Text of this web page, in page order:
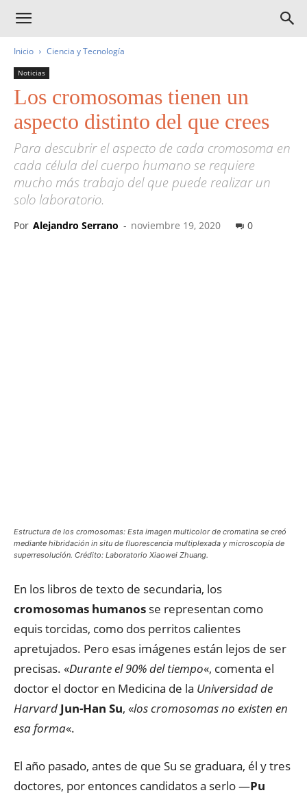
Inicio Ciencia y Tecnología
Noticias
Los cromosomas tienen un
aspecto distinto del que crees
Para descubrir el aspecto de cada cromosoma en
cada célula del cuerpo humano se requiere
mucho más trabajo del que puede realizar un
solo laboratorio.
Por Alejandro Serrano - noviembre 19, 2020 0
Estructura de los cromosomas: Esta imagen multicolor de cromatina se creó
mediante hibridación in situ de fluorescencia multiplexada y microscopía de
superresolución. Crédito: Laboratorio Xiaowei Zhuang.
En los libros de texto de secundaria, los
cromosomas humanos se representan como
equis torcidas, como dos perritos calientes
apretujados. Pero esas imágenes están lejos de ser
precisas. «Durante el 90% del tiempo«, comenta el
doctor el doctor en Medicina de la Universidad de
Harvard Jun-Han Su, «los cromosomas no existen en
esa forma«.
El año pasado, antes de que Su se graduara, él y tres
doctores, por entonces candidatos a serlo —Pu